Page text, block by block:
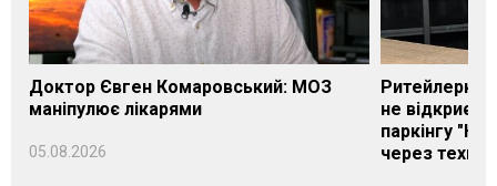
Доктор Євген Комаровський: МОЗ
маніпулює лікарями
05.08.2026
Ритейлерка
не
паркінгу
через